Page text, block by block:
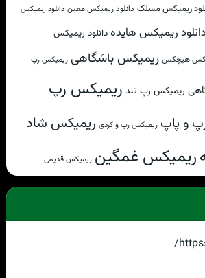
ریمیکس مسلک دانلود ریمیکس معین دانلود ریمیکس
ریمیکس هایدهدانلود ریمیکس
هیچکس ریمیکس باشگاهی ریمیکس رپ
ریمیکس رپ تند ریمیکس رپ
و پاپ ریمیکس رپ و کردی ریمیکس شاد
ریمیکس غمگین ریمیکس قدیمی